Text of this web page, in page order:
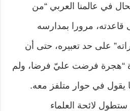
في عالمنا العربي “من
قاعدته، مرورا بمدارسه
على حد تعبيره، حتى أن
“هجرة فرضت عليّ فرضا، ولم
يقول في حوار متلفز معه.
لائحة العلماء